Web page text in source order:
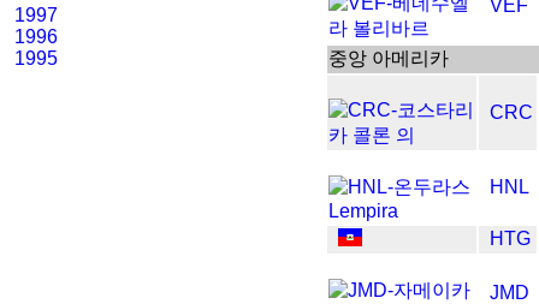
1997
1996
1995
VEF
중앙 아메리카
CRC
HNL
HTG
JMD